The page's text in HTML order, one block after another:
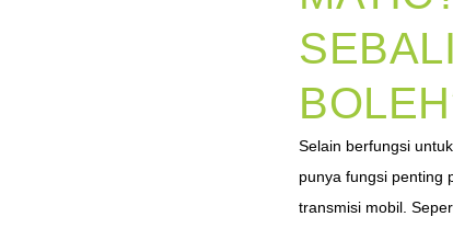
Selain berfungsi
punya fungsi penting
transmisi mobil.